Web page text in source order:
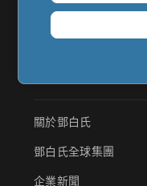
市場及行銷拓展
鄧白氏企業認證
關於鄧白氏
鄧白氏全球集團
企業新聞